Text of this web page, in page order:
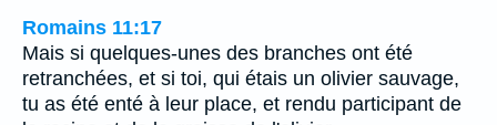
Romains 11:17
Mais si quelques-unes des branches ont été
retranchées, et si toi, qui étais un olivier sauvage,
tu as été enté à leur place, et rendu participant de